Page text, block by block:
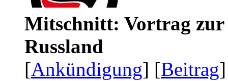
Mitschnitt: Vortrag zur
Russland
[Ankündigung] [Beitrag